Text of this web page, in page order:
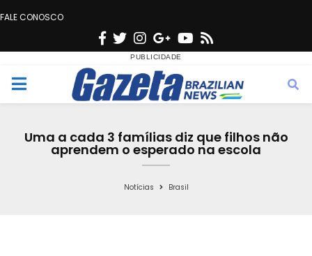
FALE CONOSCO
F
c
e
o
T
w
i
t
e
n
s
t
g
r
a
G
o
o
g
e
Y
u
t
b
s
M
Uma a cada 3 famílias diz que filhos não
aprendem o esperado na escola
Notícias Brasil